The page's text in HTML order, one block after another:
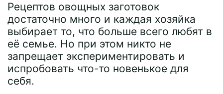
Рецептов овощных заготовок
достаточно много и каждая хозяйка
выбирает то, что больше всего любят в
её семье. Но при этом никто не
запрещает экспериментировать и
испробовать что-то новенькое для
себя.